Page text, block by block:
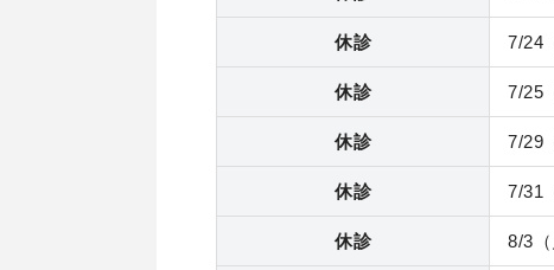
休診 7/24
休診 7/25
休診 7/29
休診 7/31
休診 8/3（